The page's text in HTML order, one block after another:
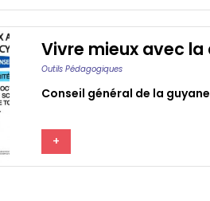
Vivre mieux avec
Outils Pédagogiques
Conseil général de la guyane
+